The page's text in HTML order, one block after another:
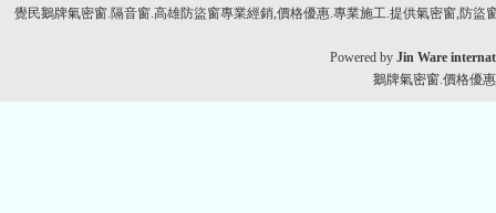
覺民鵝牌氣密窗.隔音窗.高雄防盜窗專業經銷,價格優惠.專業施工.提供氣密窗,防
Powered byJin Ware
鵝牌氣密窗.價格優